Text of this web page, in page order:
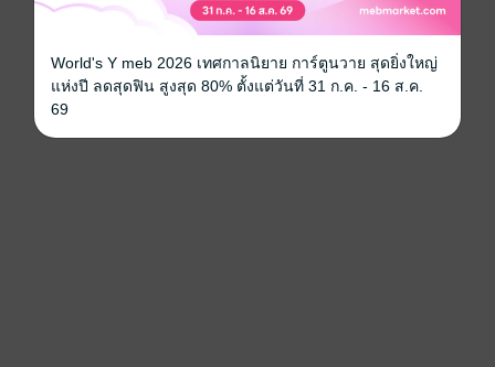
World's Y meb 2026 เทศกาลนิยาย การ์ตูนวาย สุดยิ่งใหญ่
แห่งปี ลดสุดฟิน สูงสุด 80% ตั้งแต่วันที่ 31 ก.ค. - 16 ส.ค.
69